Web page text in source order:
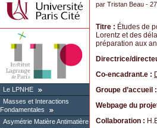
Le LPNHE
Masses et Interactions
Fondamentales
Asymétrie Matière Antimatière
par Tristan Beau -
Titre : Études de
Lorentz et des
préparation aux
Directrice/
Co-encadrant.e :
Groupe d’accueil :
Webpage du
Collaboration :